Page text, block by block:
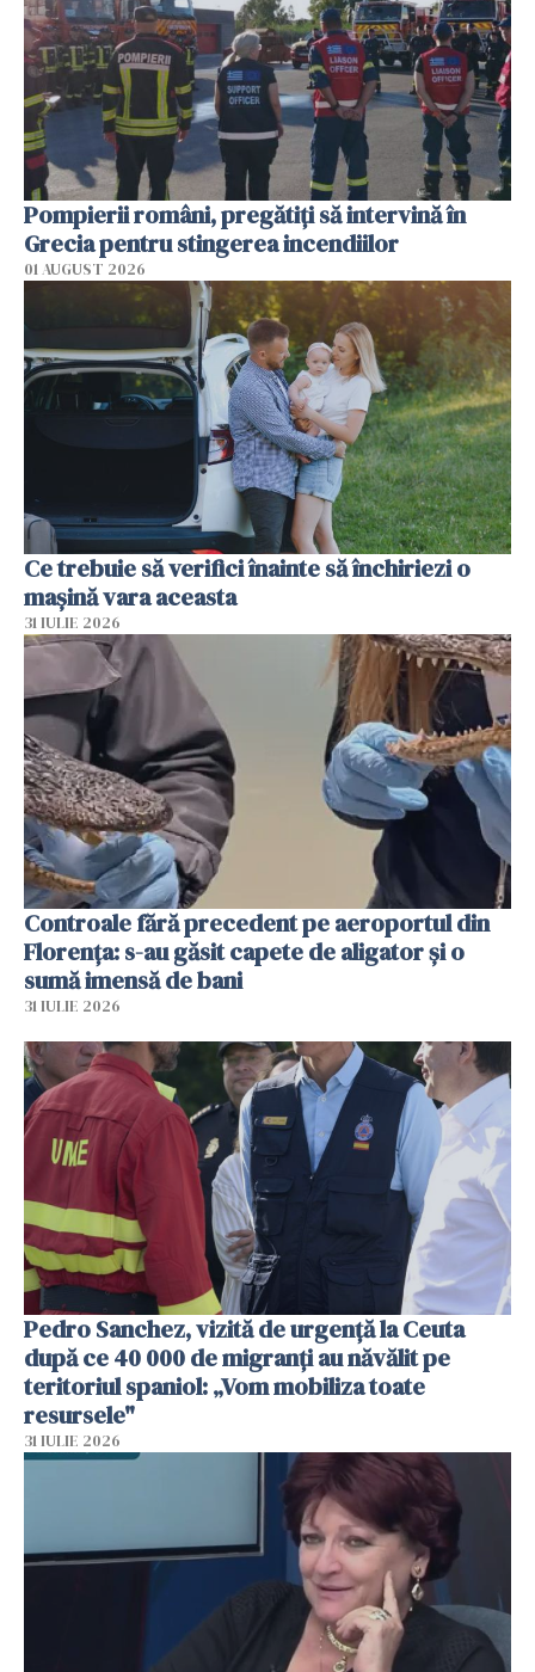
Pompierii români, pregătiţi să intervină în
Grecia pentru stingerea incendiilor
01 AUGUST 2026
Ce trebuie să verifici înainte să închiriezi o
mașină vara aceasta
31 IULIE 2026
Controale fără precedent pe aeroportul din
Florența: s-au găsit capete de aligator și o
sumă imensă de bani
31 IULIE 2026
Pedro Sanchez, vizită de urgență la Ceuta
după ce 40 000 de migranți au năvălit pe
teritoriul spaniol: „Vom mobiliza toate
resursele"
31 IULIE 2026